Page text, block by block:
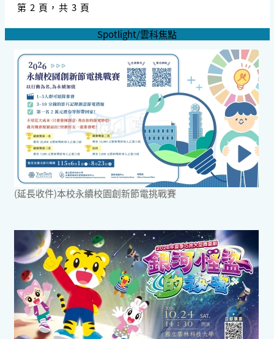
第 2 頁，共 3 頁
Spotlight/雲科焦點
(延長收件)本校永續校園創新節電挑戰賽